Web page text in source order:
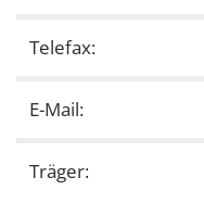
Telefax:
E-Mail:
Träger: